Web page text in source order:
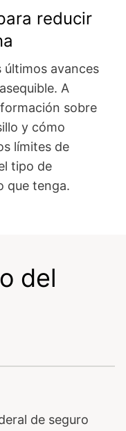
reducir
últimos avances
A
sobre
y cómo
límites de
tipo de
que tenga.
del
de seguro